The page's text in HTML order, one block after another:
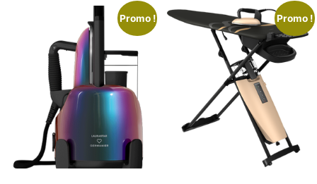
Promo ! Promo !